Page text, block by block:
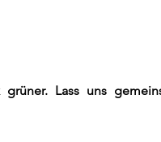
Lass uns